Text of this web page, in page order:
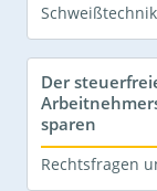
Der
sparen
Rechtsfragen